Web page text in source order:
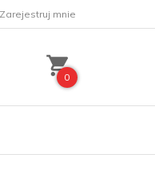
Zarejestruj mnie
0